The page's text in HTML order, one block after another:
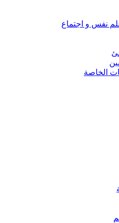
علم نفس و اجتماع
الخاصة